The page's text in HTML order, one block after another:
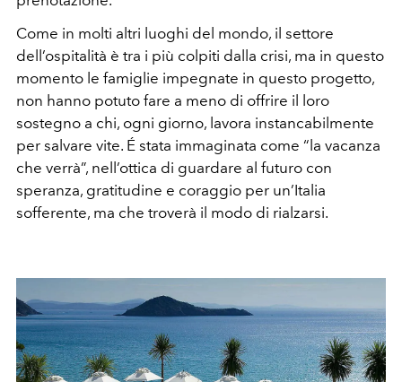
Come in molti altri luoghi del mondo, il settore
dell’ospitalità è tra i più colpiti dalla crisi, ma in questo
momento le famiglie impegnate in questo progetto,
non hanno potuto fare a meno di offrire il loro
sostegno a chi, ogni giorno, lavora instancabilmente
per salvare vite. É stata immaginata come “la vacanza
che verrà”, nell’ottica di guardare al futuro con
speranza, gratitudine e coraggio per un’Italia
sofferente, ma che troverà il modo di rialzarsi.